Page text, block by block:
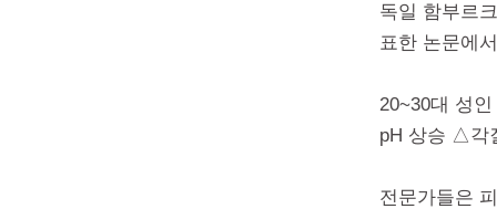
독일 함부르
표한 논문에
20~30대 성
pH 상승 △각
전문가들은